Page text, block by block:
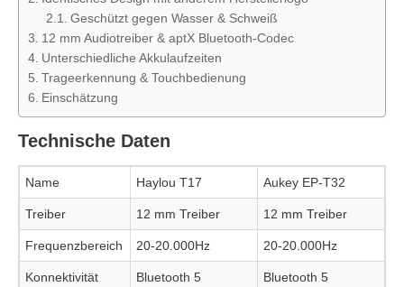
Geschützt gegen Wasser & Schweiß
12 mm Audiotreiber & aptX Bluetooth-Codec
Unterschiedliche Akkulaufzeiten
Trageerkennung & Touchbedienung
Einschätzung
Technische Daten
Name Haylou T17 Aukey EP-T32
Treiber 12 mm Treiber 12 mm Treiber
Frequenzbereich 20-20.000Hz 20-20.000Hz
Konnektivität Bluetooth 5 Bluetooth 5